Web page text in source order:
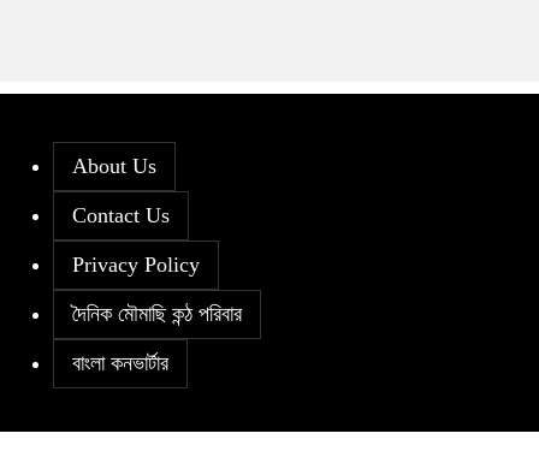
About Us
Contact Us
Privacy Policy
দৈনিক মৌমাছি কন্ঠ পরিবার
বাংলা কনভার্টার